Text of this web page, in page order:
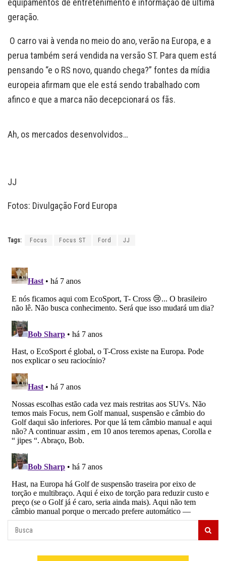
equipamentos de entretenimento e informação de última
geração.
O carro vai à venda no meio do ano, verão na Europa, e a
perua também será vendida na versão ST. Para quem está
pensando “e o RS novo, quando chega?” fontes da mídia
europeia afirmam que ele está sendo trabalhado com
afinco e que a marca não decepcionará os fãs.
Ah, os mercados desenvolvidos…
JJ
Fotos: Divulgação Ford Europa
Tags: Focus Focus ST Ford JJ